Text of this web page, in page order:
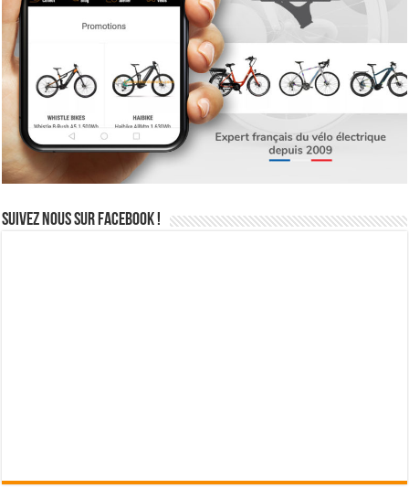
Suivez nous sur Facebook !